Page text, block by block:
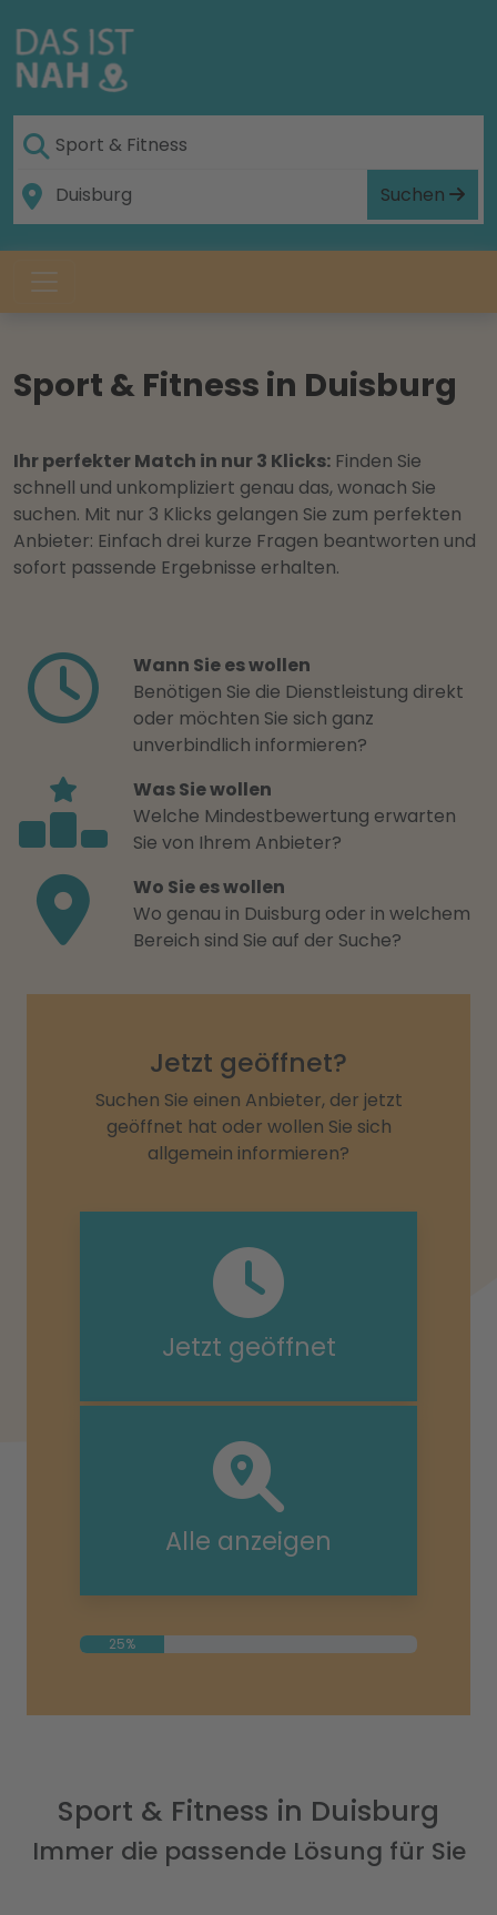
Suchen
Sport & Fitness in Duisburg
Ihr perfekter Match in nur 3 Klicks: Finden Sie
schnell und unkompliziert genau das, wonach Sie
suchen. Mit nur 3 Klicks gelangen Sie zum perfekten
Anbieter: Einfach drei kurze Fragen beantworten und
sofort passende Ergebnisse erhalten.
Wann Sie es wollen
Benötigen Sie die Dienstleistung direkt
oder möchten Sie sich ganz
unverbindlich informieren?
Was Sie wollen
Welche Mindestbewertung erwarten
Sie von Ihrem Anbieter?
Wo Sie es wollen
Wo genau in Duisburg oder in welchem
Bereich sind Sie auf der Suche?
Jetzt geöffnet?
Suchen Sie einen Anbieter, der jetzt
geöffnet hat oder wollen Sie sich
allgemein informieren?
Jetzt geöffnet
Alle anzeigen
25%
Sport & Fitness in Duisburg
Immer die passende Lösung für Sie